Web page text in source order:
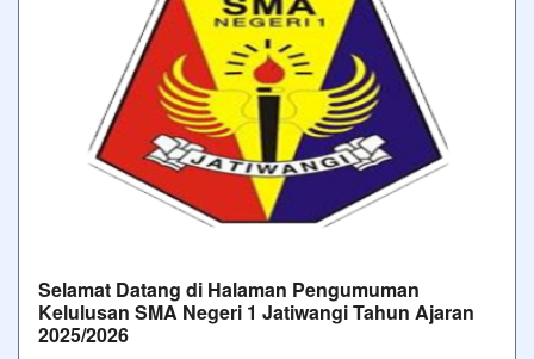
Selamat Datang di Halaman Pengumuman
Kelulusan SMA Negeri 1 Jatiwangi Tahun Ajaran
2025/2026